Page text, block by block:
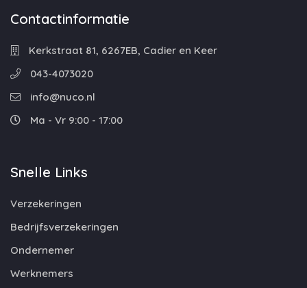
Contactinformatie
Kerkstraat 81, 6267EB, Cadier en Keer
043-4073020
info@nuco.nl
Ma - Vr 9:00 - 17:00
Snelle Links
Verzekeringen
Bedrijfsverzekeringen
Ondernemer
Werknemers